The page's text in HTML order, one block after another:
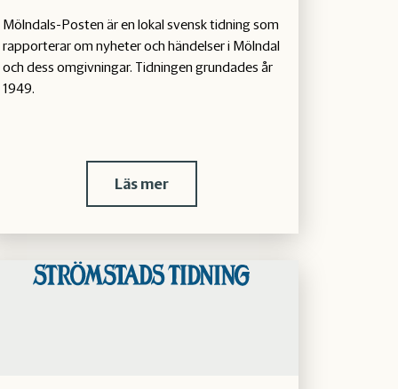
Mölndals-Posten är en lokal svensk tidning som
rapporterar om nyheter och händelser i Mölndal
och dess omgivningar. Tidningen grundades år
1949.
Läs mer